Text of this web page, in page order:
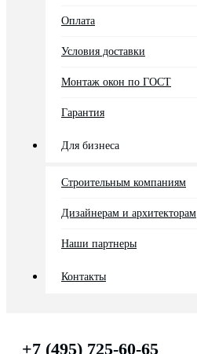
Оплата
Условия доставки
Монтаж окон по ГОСТ
Гарантия
Для бизнеса
Строительным компаниям
Дизайнерам и архитекторам
Наши партнеры
Контакты
+7 (495) 725-60-65